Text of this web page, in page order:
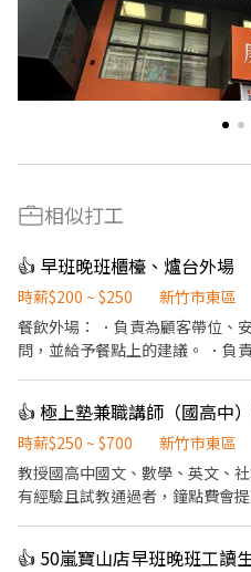
相似打工
👍 早班晚班櫃檯、爐台外場
時薪$200 ~ $250
新竹市東區
餐飲外場： ．負責為顧客帶位、
問，並給予餐點上的建議。 ．負
．協助測量食材的容量與重量。
👍 極上塾兼職講師（國高中
時薪$250 ~ $700
新竹市東區
教授國高中國文、數學、英文、社會
有經驗且試教通過者，鐘點費會
👍 50嵐寶山店早班晚班工讀